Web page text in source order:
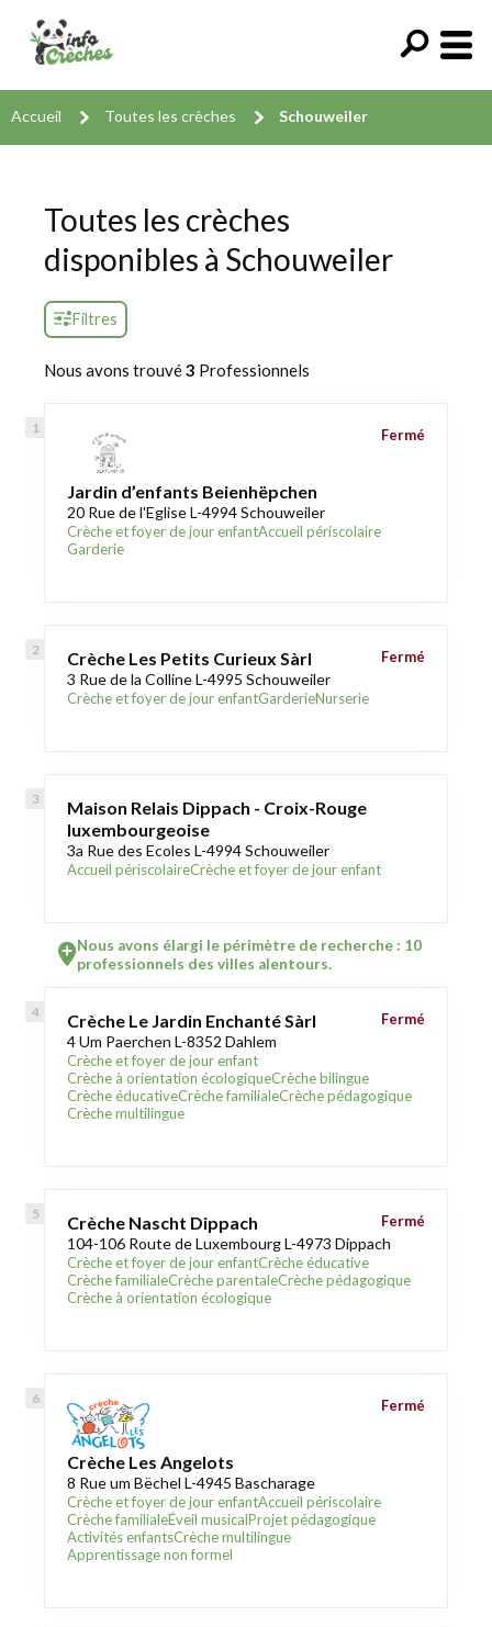
Accueil Toutes les crèches Schouweiler
Toutes les crèches
disponibles à Schouweiler
Filtres
Nous avons trouvé3 Professionnels
Jardin d’enfants Beienhëpchen
20 Rue de l'Eglise L-4994 Schouweiler
Crèche et foyer de jour enfantAccueil périscolaire
Garderie
Fermé
Crèche Les Petits Curieux Sàrl
3 Rue de la Colline L-4995 Schouweiler
Crèche et foyer de jour enfantGarderieNurserie
Fermé
Maison Relais Dippach - Croix-Rouge
luxembourgeoise
3a Rue des Ecoles L-4994 Schouweiler
Accueil périscolaireCrèche et foyer de jour enfant
Nous avons élargi le périmètre de recherche : 10
professionnels des villes alentours.
Crèche Le Jardin Enchanté Sàrl
4 Um Paerchen L-8352 Dahlem
Crèche et foyer de jour enfant
Crèche à orientation écologiqueCrèche bilingue
Crèche éducativeCrèche familialeCrèche pédagogique
Crèche multilingue
Fermé
Crèche Nascht Dippach
104-106 Route de Luxembourg L-4973 Dippach
Crèche et foyer de jour enfantCrèche éducative
Crèche familialeCrèche parentaleCrèche pédagogique
Crèche à orientation écologique
Fermé
Crèche Les Angelots
8 Rue um Bëchel L-4945 Bascharage
Crèche et foyer de jour enfantAccueil périscolaire
Crèche familialeÉveil musicalProjet pédagogique
Activités enfantsCrèche multilingue
Apprentissage non formel
Fermé